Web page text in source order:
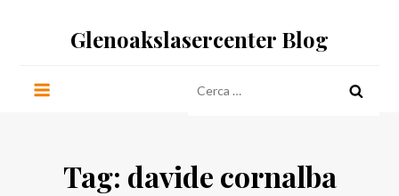
Glenoakslasercenter Blog
per:
Tag: davide cornalba